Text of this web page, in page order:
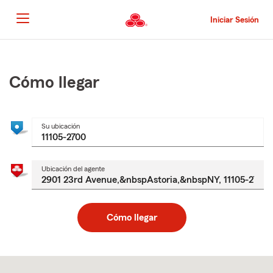
al
contenido
principal
Iniciar Sesión
principal
Cómo llegar
Su ubicación
Ubicación del agente
Cómo llegar
to